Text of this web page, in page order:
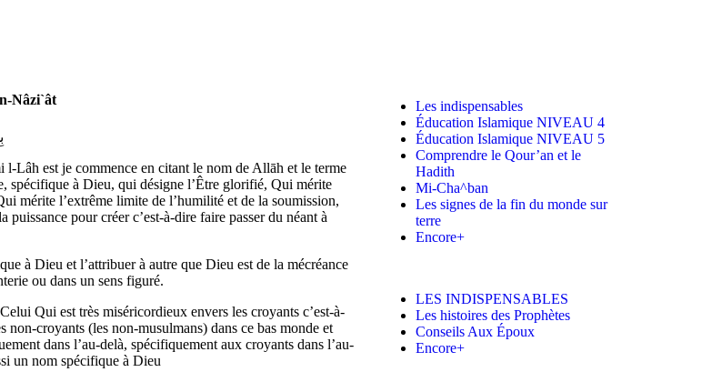
Nâzi`ât
Lâh est je commence en citant le nom de Allāh et le terme
spécifique à Dieu, qui désigne l’Être glorifié, Qui mérite
mérite l’extrême limite de l’humilité et de la soumission,
pour créer c’est-à-dire faire passer du néant à
à Dieu et l’attribuer à autre que Dieu est de la mécréance
ou dans un sens figuré.
Qui est très miséricordieux envers les croyants c’est-à-
non-croyants (les non-musulmans) dans ce bas monde et
dans l’au-delà, spécifiquement aux croyants dans l’au-
un nom spécifique à Dieu
Les indispensables
Éducation Islamique NIVEAU 4
Éducation Islamique NIVEAU 5
Comprendre le Qour’an et le
Hadith
Mi-Cha^ban
Les signes de la fin du monde sur
terre
Encore+
LES INDISPENSABLES
Les histoires des Prophètes
Conseils Aux Époux
Encore+